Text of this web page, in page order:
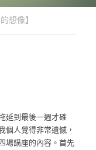
想像】
延到最後一週才確
個人覺得非常遺憾，
場講座的內容。首先